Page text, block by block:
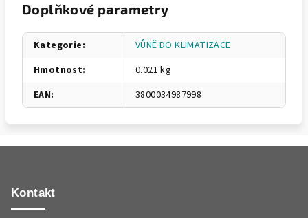
Doplňkové parametry
Kategorie:
VŮNĚ DO KLIMATIZACE
Hmotnost:
0.021 kg
EAN: 3800034987998
Kontakt